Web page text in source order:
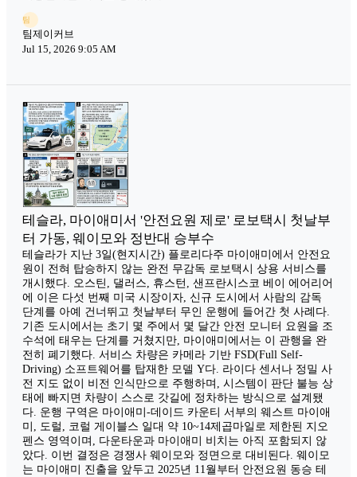
팀
팀제이커브
Jul 15, 2026 9:05 AM
테슬라, 마이애미서 '안전요원 제로' 로보택시 첫날부
터 가동, 웨이모와 정반대 승부수
테슬라가 지난 3일(현지시간) 플로리다주 마이애미에서 안전요
원이 전혀 탑승하지 않는 완전 무감독 로보택시 상용 서비스를
개시했다. 오스틴, 댈러스, 휴스턴, 샌프란시스코 베이 에어리어
에 이은 다섯 번째 미국 시장이자, 신규 도시에서 사람의 감독
단계를 아예 건너뛰고 첫날부터 무인 운행에 들어간 첫 사례다.
기존 도시에서는 초기 몇 주에서 몇 달간 안전 모니터 요원을 조
수석에 태우는 단계를 거쳤지만, 마이애미에서는 이 관행을 완
전히 폐기했다. 서비스 차량은 카메라 기반 FSD(Full Self-
Driving) 소프트웨어를 탑재한 모델 Y다. 라이다 센서나 정밀 사
전 지도 없이 비전 인식만으로 주행하며, 시스템이 판단 불능 상
태에 빠지면 차량이 스스로 갓길에 정차하는 방식으로 설계됐
다. 운행 구역은 마이애미-데이드 카운티 서부의 웨스트 마이애
미, 도럴, 코럴 게이블스 일대 약 10~14제곱마일로 제한된 지오
펜스 영역이며, 다운타운과 마이애미 비치는 아직 포함되지 않
았다. 이번 결정은 경쟁사 웨이모와 정면으로 대비된다. 웨이모
는 마이애미 진출을 앞두고 2025년 11월부터 안전요원 동승 테